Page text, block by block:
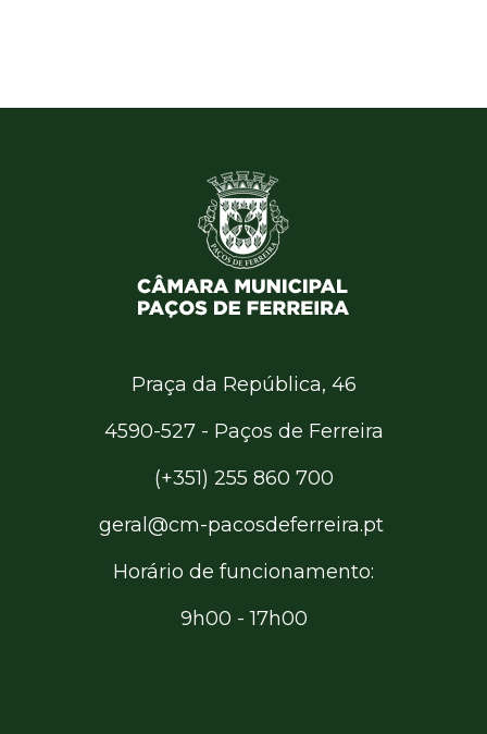
Praça da República, 46
4590-527 - Paços de Ferreira
(+351) 255 860 700
geral@cm-pacosdeferreira.pt
Horário de funcionamento:
9h00 - 17h00